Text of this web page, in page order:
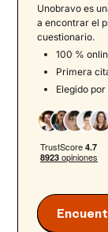
Los
nada
Me
nada
No
Qué
Unobravo es
a encontrar el
cuestionario.
100 %
Primera
Elegido